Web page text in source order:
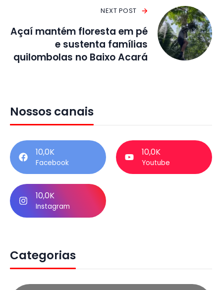
NEXT POST
Açaí mantém floresta em pé
e sustenta famílias
quilombolas no Baixo Acará
Nossos canais
10,0K
Facebook
10,0K
Youtube
10,0K
Instagram
Categorias